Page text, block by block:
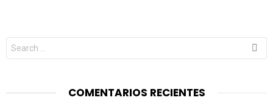
Search
for:
COMENTARIOS RECIENTES